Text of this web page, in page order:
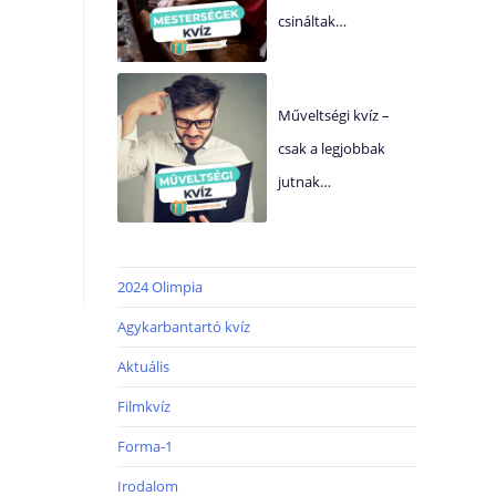
csináltak…
Műveltségi kvíz –
csak a legjobbak
jutnak…
2024 Olimpia
Agykarbantartó kvíz
Aktuális
Filmkvíz
Forma-1
Irodalom